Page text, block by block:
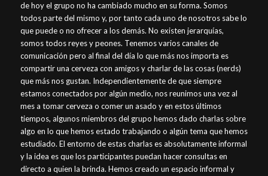
de hoy el grupo no ha cambiado mucho en su forma. Somos
todos parte del mismo y, por tanto cada uno de nosotros sabe lo
que puede o no ofrecer a los demás. No existen jerarquías,
somos todos reyes y peones. Tenemos varios canales de
comunicación pero al final del día lo que más nos importa es
compartir una cerveza con amigos y charlar de las cosas (nerds)
que más nos gustan. Independientemente de que siempre
estamos conectados por algún medio, nos reunimos una vez al
mes a tomar cerveza o comer un asado y en estos últimos
tiempos, algunos miembros del grupo hemos dado charlas sobre
algo en lo que hemos estado trabajando o algún tema que hemos
estudiado. El entorno de estas charlas es absolutamente informal
y la idea es que los participantes puedan hacer consultas en
directo a quien la brinda. Hemos creado un espacio informal y